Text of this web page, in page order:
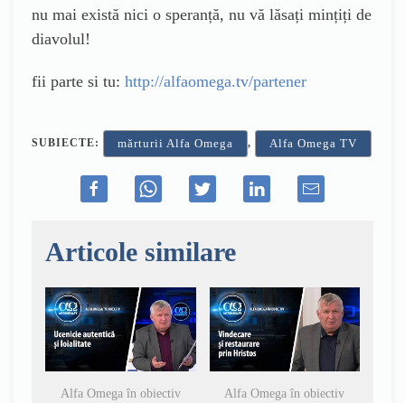
nu mai există nici o speranță, nu vă lăsați mințiți de
diavolul!
fii parte si tu: http://alfaomega.tv/partener
SUBIECTE: mărturii Alfa Omega , Alfa Omega TV
Articole similare
Alfa Omega în obiectiv
Alfa Omega în obiectiv